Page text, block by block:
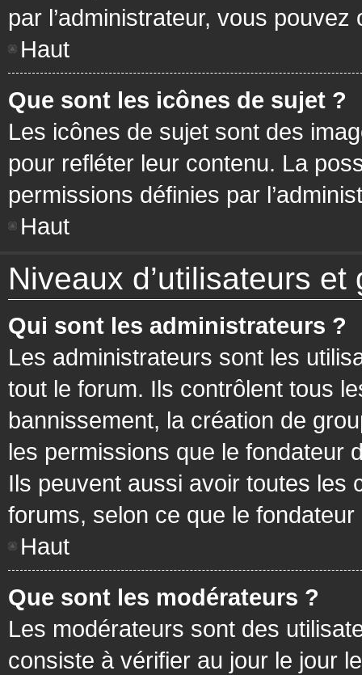
par l’administrateur, vous
Haut
Que sont les icônes de sujet ?
Les icônes de sujet sont des
pour refléter leur contenu. La
permissions définies par
Haut
Niveaux d’utilisateurs et
Qui sont les administrateurs ?
Les administrateurs sont les
tout le forum. Ils contrôlent tous
bannissement, la création de
les permissions que le fondateur
Ils peuvent aussi avoir toutes les
forums, selon ce que le
Haut
Que sont les modérateurs ?
Les modérateurs sont des
consiste à vérifier au jour le jour